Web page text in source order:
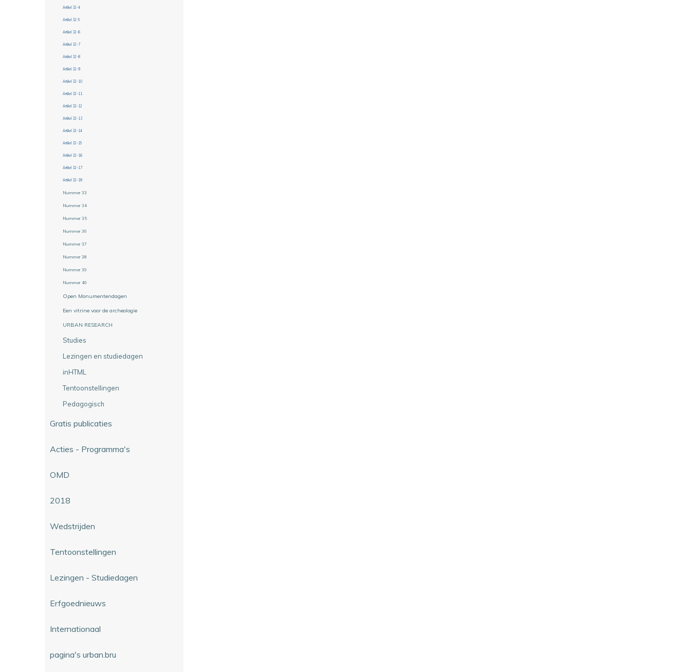
Artikel 32-4
Artikel 32-5
Artikel 32-6
Artikel 32-7
Artikel 32-8
Artikel 32-9
Artikel 32-10
Artikel 32-11
Artikel 32-12
Artikel 32-13
Artikel 32-14
Artikel 32-15
Artikel 32-16
Artikel 32-17
Artikel 32-18
Nummer 33
Nummer 34
Nummer 35
Nummer 36
Nummer 37
Nummer 38
Nummer 39
Nummer 40
Open Monumentendagen
Een vitrine voor de archeologie
URBAN RESEARCH
Studies
Lezingen en studiedagen
inHTML
Tentoonstellingen
Pedagogisch
Gratis publicaties
Acties - Programma's
OMD
2018
Wedstrijden
Tentoonstellingen
Lezingen - Studiedagen
Erfgoednieuws
Internationaal
pagina's urban.bru